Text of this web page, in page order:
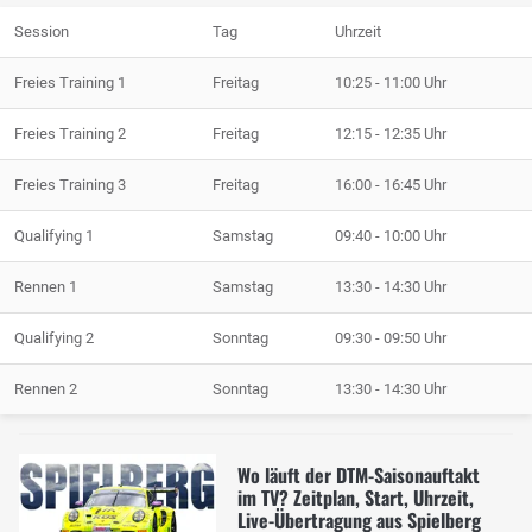
Session Tag Uhrzeit
Freies Training 1 Freitag 10:25 - 11:00 Uhr
Freies Training 2 Freitag 12:15 - 12:35 Uhr
Freies Training 3 Freitag 16:00 - 16:45 Uhr
Qualifying 1 Samstag 09:40 - 10:00 Uhr
Rennen 1 Samstag 13:30 - 14:30 Uhr
Qualifying 2 Sonntag 09:30 - 09:50 Uhr
Rennen 2 Sonntag 13:30 - 14:30 Uhr
Wo läuft der DTM-Saisonauftakt
im TV? Zeitplan, Start, Uhrzeit,
Live-Übertragung aus Spielberg